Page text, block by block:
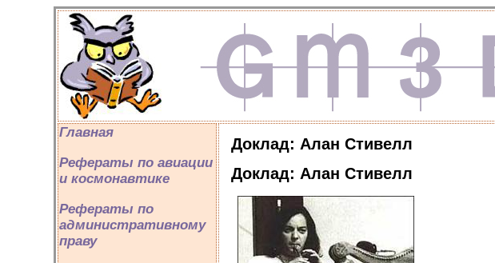
Главная
Рефераты по авиации
и космонавтике
Рефераты по
административному
праву
Доклад: Алан Стивелл
Доклад: Алан Стивелл